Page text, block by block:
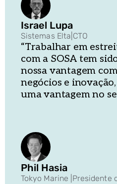
Israel Lupa
Sistemas Elta CTO
“Trabalhar em
com a SOSA tem
nossa vantagem
negócios e
uma vantagem no
Phil Hasia
Tokyo Marine Presidente